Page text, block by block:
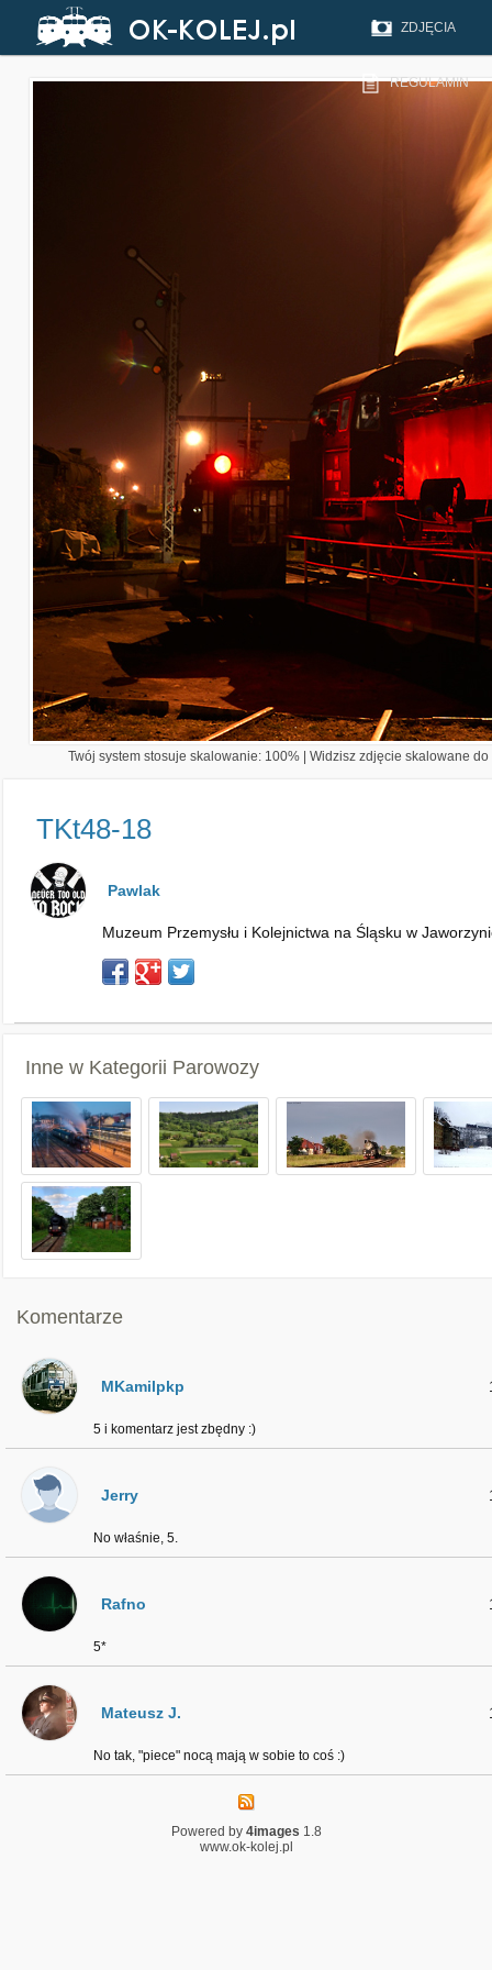
ZDJĘCIA
REGULAMIN
Twój system stosuje skalowanie: 100% | Widzisz zdjęcie skalowane
TKt48-18
Pawlak
Muzeum Przemysłu i Kolejnictwa na Śląsku w
Inne w Kategorii Parowozy
Komentarze
MKamilpkp
5 i komentarz jest zbędny :)
Jerry
No właśnie, 5.
Rafno
5*
Mateusz J.
No tak, "piece" nocą mają w sobie to coś :)
Powered by 4images 1.8
www.ok-kolej.pl